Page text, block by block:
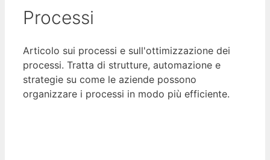
Processi
Articolo sui processi e sull'ottimizzazione dei
processi. Tratta di strutture, automazione e
strategie su come le aziende possono
organizzare i processi in modo più efficiente.